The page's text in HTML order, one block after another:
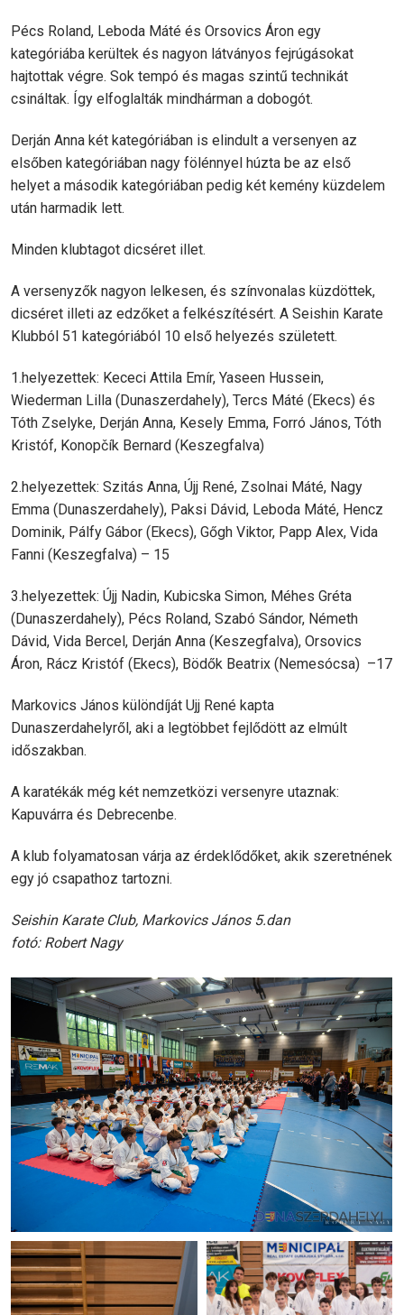
Pécs Roland, Leboda Máté és Orsovics Áron egy
kategóriába kerültek és nagyon látványos fejrúgásokat
hajtottak végre. Sok tempó és magas szintű technikát
csináltak. Így elfoglalták mindhárman a dobogót.
Derján Anna két kategóriában is elindult a versenyen az
elsőben kategóriában nagy fölénnyel húzta be az első
helyet a második kategóriában pedig két kemény küzdelem
után harmadik lett.
Minden klubtagot dicséret illet.
A versenyzők nagyon lelkesen, és színvonalas küzdöttek,
dicséret illeti az edzőket a felkészítésért. A Seishin Karate
Klubból 51 kategóriából 10 első helyezés született.
1.helyezettek: Kececi Attila Emír, Yaseen Hussein,
Wiederman Lilla (Dunaszerdahely), Tercs Máté (Ekecs) és
Tóth Zselyke, Derján Anna, Kesely Emma, Forró János, Tóth
Kristóf, Konopčík Bernard (Keszegfalva)
2.helyezettek: Szitás Anna, Újj René, Zsolnai Máté, Nagy
Emma (Dunaszerdahely), Paksi Dávid, Leboda Máté, Hencz
Dominik, Pálfy Gábor (Ekecs), Gőgh Viktor, Papp Alex, Vida
Fanni (Keszegfalva) – 15
3.helyezettek: Újj Nadin, Kubicska Simon, Méhes Gréta
(Dunaszerdahely), Pécs Roland, Szabó Sándor, Németh
Dávid, Vida Bercel, Derján Anna (Keszegfalva), Orsovics
Áron, Rácz Kristóf (Ekecs), Bödők Beatrix (Nemesócsa) –17
Markovics János különdíját Ujj René kapta
Dunaszerdahelyről, aki a legtöbbet fejlődött az elmúlt
időszakban.
A karatékák még két nemzetközi versenyre utaznak:
Kapuvárra és Debrecenbe.
A klub folyamatosan várja az érdeklődőket, akik szeretnének
egy jó csapathoz tartozni.
Seishin Karate Club, Markovics János 5.dan
fotó: Robert Nagy